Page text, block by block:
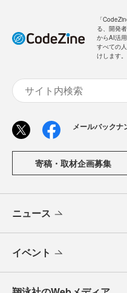
「
る、開発
からAI活
すべての
けします。
メールバックナ
寄稿・取材企画募集
ニュース
イベント